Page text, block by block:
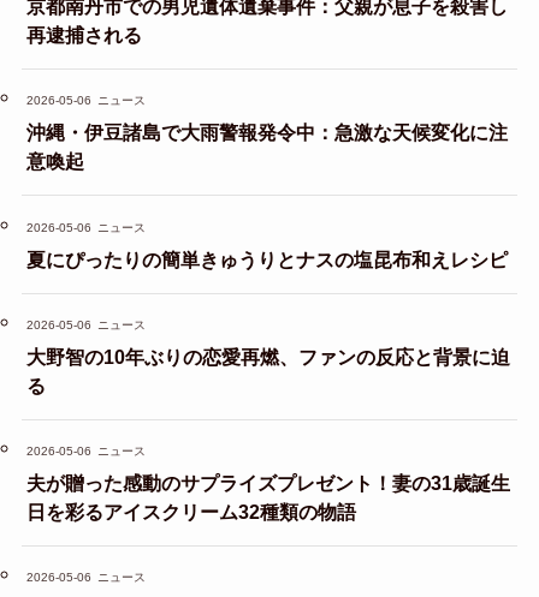
京都南丹市での男児遺体遺棄事件：父親が息子を殺害し
再逮捕される
2026-05-06 ニュース
沖縄・伊豆諸島で大雨警報発令中：急激な天候変化に注
意喚起
2026-05-06 ニュース
夏にぴったりの簡単きゅうりとナスの塩昆布和えレシピ
2026-05-06 ニュース
大野智の10年ぶりの恋愛再燃、ファンの反応と背景に迫
る
2026-05-06 ニュース
夫が贈った感動のサプライズプレゼント！妻の31歳誕生
日を彩るアイスクリーム32種類の物語
2026-05-06 ニュース